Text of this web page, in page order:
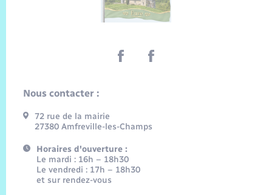
Nous contacter :
72 rue de la mairie
27380 Amfreville-les-Champs
Horaires d'ouverture :
Le mardi : 16h – 18h30
Le vendredi : 17h – 18h30
et sur rendez-vous